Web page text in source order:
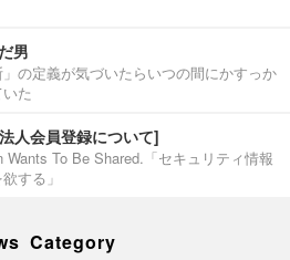
男
の定義が気づいたらいつの間にかすっか
た
人会員登録について]
To Be Shared.「セキュリティ情報
する」
Category